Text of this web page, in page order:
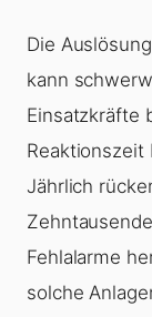
Die
kann
Einsatzkräfte
Jährlich
Fehlalarme
solche